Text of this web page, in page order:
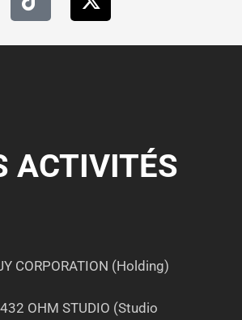
ACTIVITÉS
CORPORATION (Holding)
432 OHM STUDIO (Studio